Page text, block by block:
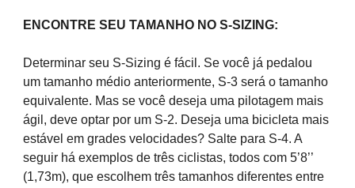
ENCONTRE SEU TAMANHO NO S-SIZING:
Determinar seu S-Sizing é fácil. Se você já pedalou
um tamanho médio anteriormente, S-3 será o tamanho
equivalente. Mas se você deseja uma pilotagem mais
ágil, deve optar por um S-2. Deseja uma bicicleta mais
estável em grades velocidades? Salte para S-4. A
seguir há exemplos de três ciclistas, todos com 5’8’’
(1,73m), que escolhem três tamanhos diferentes entre